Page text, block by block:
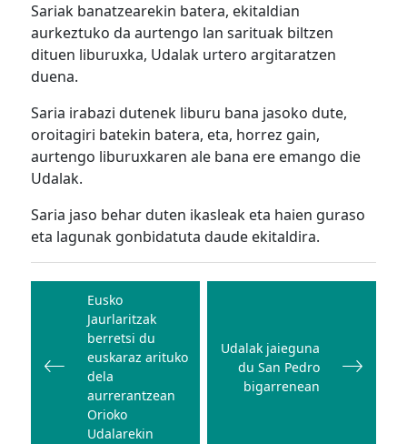
Sariak banatzearekin batera, ekitaldian
aurkeztuko da aurtengo lan sarituak biltzen
dituen liburuxka, Udalak urtero argitaratzen
duena.
Saria irabazi dutenek liburu bana jasoko dute,
oroitagiri batekin batera, eta, horrez gain,
aurtengo liburuxkaren ale bana ere emango die
Udalak.
Saria jaso behar duten ikasleak eta haien guraso
eta lagunak gonbidatuta daude ekitaldira.
Bidalketetan
zehar
nabigatu
Eusko
Jaurlaritzak
berretsi du
euskaraz arituko
dela
aurrerantzean
Orioko
Udalarekin
Udalak jaieguna
du San Pedro
bigarrenean